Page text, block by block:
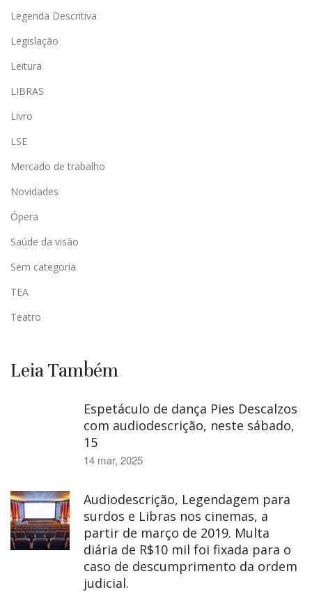
Legenda Descritiva
Legislação
Leitura
LIBRAS
Livro
LSE
Mercado de trabalho
Novidades
Ópera
Saúde da visão
Sem categoria
TEA
Teatro
Leia Também
Espetáculo de dança Pies Descalzos
com audiodescrição, neste sábado,
15
14 mar, 2025
Audiodescrição, Legendagem para
surdos e Libras nos cinemas, a
partir de março de 2019. Multa
diária de R$10 mil foi fixada para o
caso de descumprimento da ordem
judicial.